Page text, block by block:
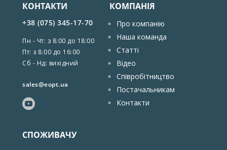
КОНТАКТИ
+38 (075) 345-17-70
Пн - Чт: з 8:00 до 18:00
Пт: з 8:00 до 16:00
Сб - Нд: вихідний
sales@eopt.ua
КОМПАНІЯ
Про компанію
Наша команда
Статті
Відео
Співробітництво
Постачальникам
Контакти
СПОЖИВАЧУ